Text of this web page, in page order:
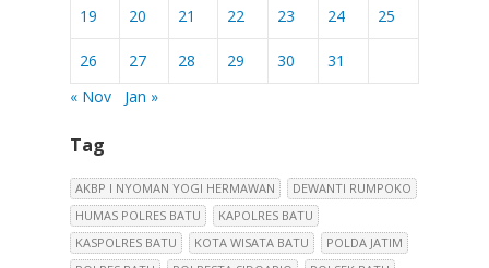
19 20 21 22 23 24 25
26 27 28 29 30
31
« Nov
Jan »
Tag
AKBP I NYOMAN YOGI HERMAWAN
DEWANTI RUMPOKO
HUMAS POLRES BATU
KAPOLRES BATU
KASPOLRES BATU
KOTA WISATA BATU
POLDA JATIM